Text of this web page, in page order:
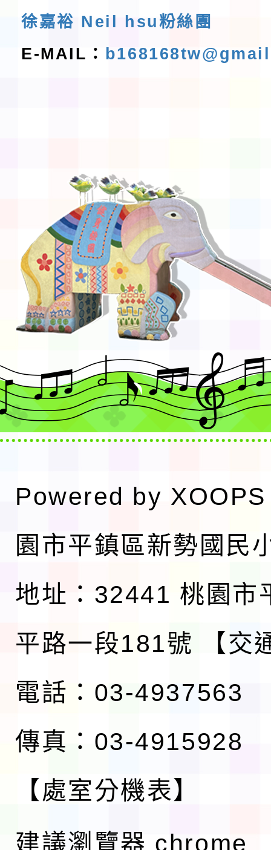
徐嘉裕 Neil hsu粉絲團
E-MAIL：
Powered by XOOPS
園市平鎮區新勢國民
地址：32441 桃園市
平路一段181號
【交
電話：03-4937563
傳真：03-4915928
【處室分機表】
建議瀏覽器 chrome